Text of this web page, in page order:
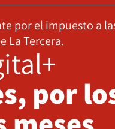
por el impuesto a
La Tercera.
por